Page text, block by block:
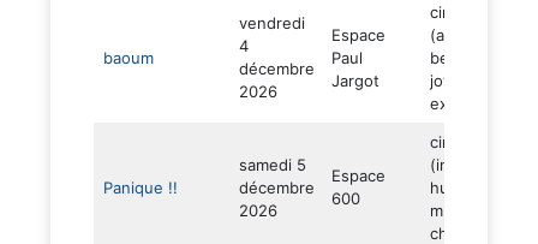
baoum
vendredi
4
décembre
2026
Espace
Paul
Jargot
cirque
(acrobate –
beatboxeur –
joyeux –
explosif)
Panique !!
samedi 5
décembre
2026
Espace
600
ciné concert
(inventivité –
humour –
musique –
chaos)